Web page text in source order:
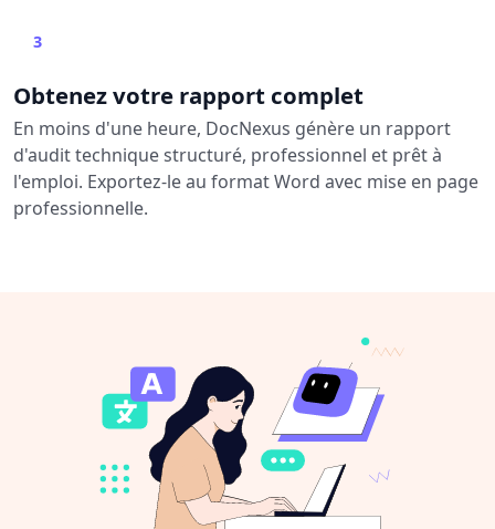
3
Obtenez votre rapport complet
En moins d'une heure, DocNexus génère un rapport
d'audit technique structuré, professionnel et prêt à
l'emploi. Exportez-le au format Word avec mise en page
professionnelle.